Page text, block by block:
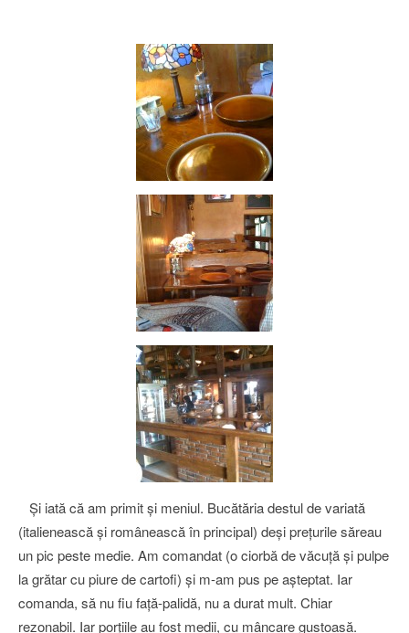
Şi iată că am primit şi meniul. Bucătăria destul de variată
(italienească şi românească în principal) deşi preţurile săreau
un pic peste medie. Am comandat (o ciorbă de văcuţă şi pulpe
la grătar cu piure de cartofi) şi m-am pus pe aşteptat. Iar
comanda, să nu fiu faţă-palidă, nu a durat mult. Chiar
rezonabil. Iar porţiile au fost medii, cu mâncare gustoasă.